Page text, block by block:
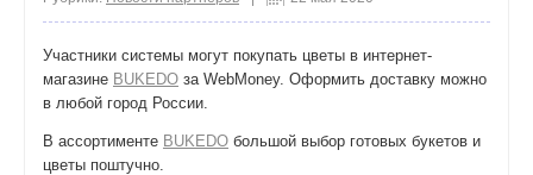
Участники системы могут покупать цветы в интернет-
магазине BUKEDO за WebMoney. Оформить доставку можно
в любой город России.
В ассортименте BUKEDO большой выбор готовых букетов и
цветы поштучно.